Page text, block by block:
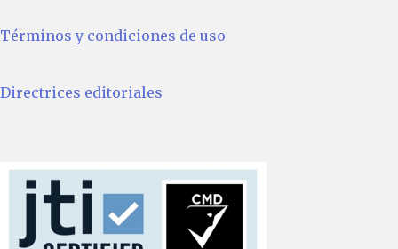
Términos y condiciones de uso
Directrices editoriales